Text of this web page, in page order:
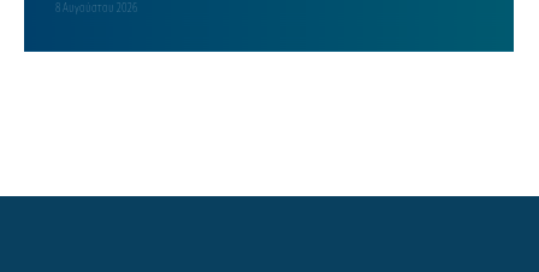
8 Αυγούστου 2026